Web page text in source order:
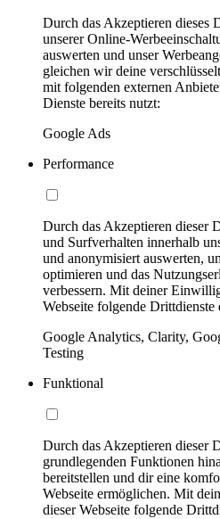
Durch das Akzeptieren dieses
unserer Online-
auswerten und unser
gleichen wir deine
mit folgenden externen
Dienste bereits nutzt:
Google Ads
Performance
Durch das Akzeptieren dieser
und Surfverhalten innerhalb
und anonymisiert auswerten,
optimieren und das
verbessern. Mit deiner
Webseite folgende Drittdienste
Google Analytics, Clarity,
Testing
Funktional
Durch das Akzeptieren dieser
grundlegenden Funktionen
bereitstellen und dir eine
Webseite ermöglichen. Mit
dieser Webseite folgende